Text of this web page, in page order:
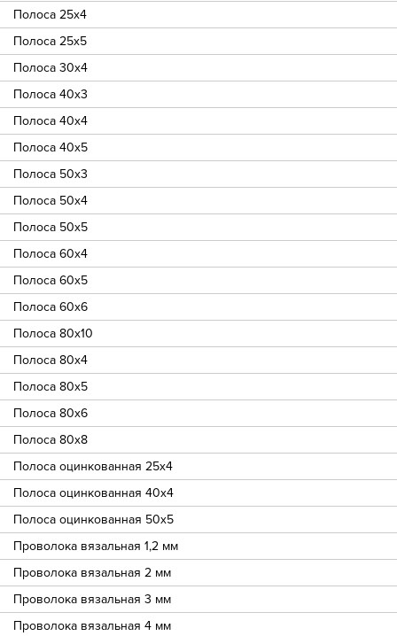
Полоса 25х4
Полоса 25х5
Полоса 30х4
Полоса 40х3
Полоса 40х4
Полоса 40х5
Полоса 50х3
Полоса 50х4
Полоса 50х5
Полоса 60х4
Полоса 60х5
Полоса 60х6
Полоса 80х10
Полоса 80х4
Полоса 80х5
Полоса 80х6
Полоса 80х8
Полоса оцинкованная 25х4
Полоса оцинкованная 40х4
Полоса оцинкованная 50х5
Проволока вязальная 1,2 мм
Проволока вязальная 2 мм
Проволока вязальная 3 мм
Проволока вязальная 4 мм